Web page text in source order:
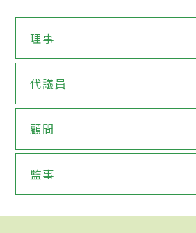
理事
代議員
顧問
監事